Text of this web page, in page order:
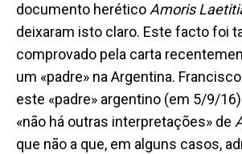
documento herético Amoris
deixaram isto claro. Este facto foi
comprovado pela carta
um «padre» na Argentina.
este «padre» argentino (em 5/9/
«não há outras interpretações» de
que não a que, em alguns casos,